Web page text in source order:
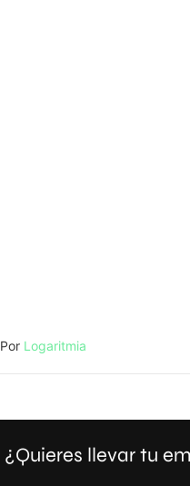
Por Logaritmia
¿Quieres llevar tu